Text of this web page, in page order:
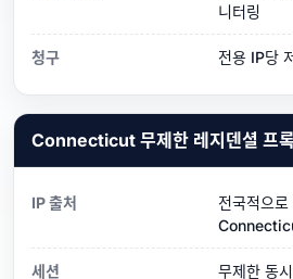
니터링
청구 전용 IP당
Connecticut 무제한 레지덴셜 프
IP 출처
전국적으
세션 무제한 동